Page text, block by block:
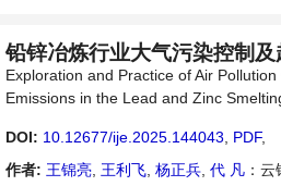
铅锌冶炼行业大气污染控制
Exploration and Practice of Air
Emissions in the Lead and Zinc
DOI: 10.12677/ije.2025.144043 PDF,
作者: 王锦亮 王利飞 杨正兵 代 凡 ：